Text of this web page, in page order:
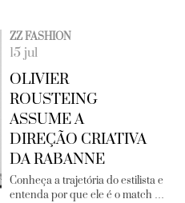
ZZ FASHION
15 jul
OLIVIER
ROUSTEING
ASSUME A
DIREÇÃO CRIATIVA
DA RABANNE
Conheça a trajetória do estilista e
entenda por que ele é o match …